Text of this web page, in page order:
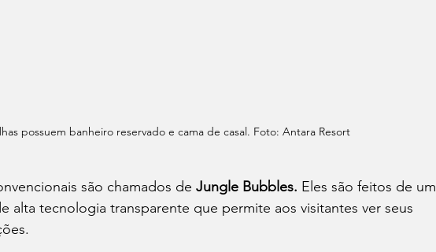
possuem banheiro reservado e cama de casal. Foto: Antara Resort
são chamados de Jungle Bubbles. Eles são feitos de um
alta tecnologia transparente que permite aos visitantes ver seus